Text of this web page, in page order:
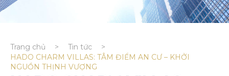
Trang chủ > Tin tức
>
HADO CHARM VILLAS: TÂM ĐIỂM AN CƯ – KHỞI
NGUỒN THỊNH VƯỢNG